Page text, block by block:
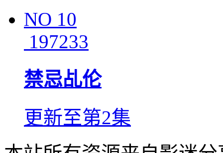
NO 10
197233
禁忌乩伦
更新至第2集